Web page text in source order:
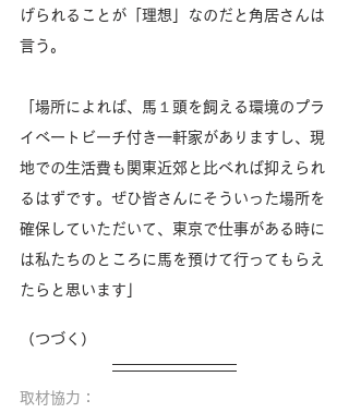
げられることが「理想」なのだと角居さんは
言う。
「場所によれば、馬１頭を飼える環境のプラ
イベートビーチ付き一軒家がありますし、現
地での生活費も関東近郊と比べれば抑えられ
るはずです。ぜひ皆さんにそういった場所を
確保していただいて、東京で仕事がある時に
は私たちのところに馬を預けて行ってもらえ
たらと思います」
（つづく）
取材協力：